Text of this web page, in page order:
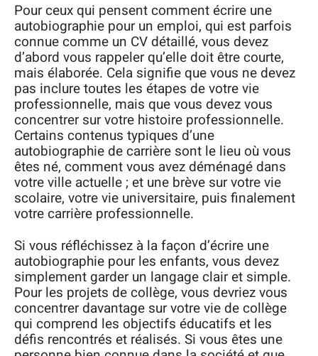
Pour ceux qui pensent comment écrire une
autobiographie pour un emploi, qui est parfois
connue comme un CV détaillé, vous devez
d’abord vous rappeler qu’elle doit être courte,
mais élaborée. Cela signifie que vous ne devez
pas inclure toutes les étapes de votre vie
professionnelle, mais que vous devez vous
concentrer sur votre histoire professionnelle.
Certains contenus typiques d’une
autobiographie de carrière sont le lieu où vous
êtes né, comment vous avez déménagé dans
votre ville actuelle ; et une brève sur votre vie
scolaire, votre vie universitaire, puis finalement
votre carrière professionnelle.
Si vous réfléchissez à la façon d’écrire une
autobiographie pour les enfants, vous devez
simplement garder un langage clair et simple.
Pour les projets de collège, vous devriez vous
concentrer davantage sur votre vie de collège
qui comprend les objectifs éducatifs et les
défis rencontrés et réalisés. Si vous êtes une